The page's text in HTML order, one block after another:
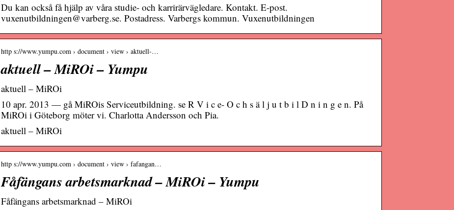
Du kan också få hjälp av våra studie- och karrirärvägledare. Kontakt. E-post.
vuxenutbildningen@varberg.se. Postadress. Varbergs kommun. Vuxenutbildningen
http s://www.yumpu.com › document › view › aktuell-…
aktuell – MiROi – Yumpu
aktuell – MiROi
10 apr. 2013 — gå MiROis Serviceutbildning. se R V i c e- O c h s ä l j u t b i l D n i n g e n. På
MiROi i Göteborg möter vi. Charlotta Andersson och Pia.
aktuell – MiROi
http s://www.yumpu.com › document › view › fafangan…
Fåfängans arbetsmarknad – MiROi – Yumpu
Fåfängans arbetsmarknad – MiROi